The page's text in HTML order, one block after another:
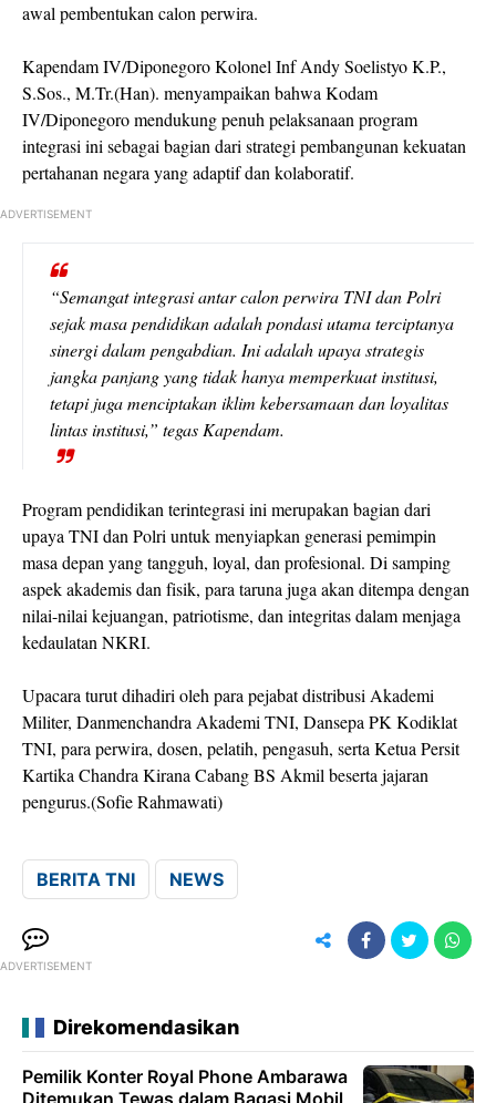
awal pembentukan calon perwira.
Kapendam IV/Diponegoro Kolonel Inf Andy Soelistyo K.P.,
S.Sos., M.Tr.(Han). menyampaikan bahwa Kodam
IV/Diponegoro mendukung penuh pelaksanaan program
integrasi ini sebagai bagian dari strategi pembangunan kekuatan
pertahanan negara yang adaptif dan kolaboratif.
ADVERTISEMENT
“Semangat integrasi antar calon perwira TNI dan Polri
sejak masa pendidikan adalah pondasi utama terciptanya
sinergi dalam pengabdian. Ini adalah upaya strategis
jangka panjang yang tidak hanya memperkuat institusi,
tetapi juga menciptakan iklim kebersamaan dan loyalitas
lintas institusi,” tegas Kapendam.
Program pendidikan terintegrasi ini merupakan bagian dari
upaya TNI dan Polri untuk menyiapkan generasi pemimpin
masa depan yang tangguh, loyal, dan profesional. Di samping
aspek akademis dan fisik, para taruna juga akan ditempa dengan
nilai-nilai kejuangan, patriotisme, dan integritas dalam menjaga
kedaulatan NKRI.
Upacara turut dihadiri oleh para pejabat distribusi Akademi
Militer, Danmenchandra Akademi TNI, Dansepa PK Kodiklat
TNI, para perwira, dosen, pelatih, pengasuh, serta Ketua Persit
Kartika Chandra Kirana Cabang BS Akmil beserta jajaran
pengurus.(Sofie Rahmawati)
BERITA TNI NEWS
ADVERTISEMENT
Direkomendasikan
Pemilik Konter Royal Phone Ambarawa